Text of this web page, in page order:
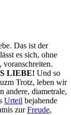
Das ist der
lässt es sich, ohne
voranschreiten.
LIEBE! Und so
Trotz, leben wir
andere, diametrale,
Urteil bejahende
zurFreude,